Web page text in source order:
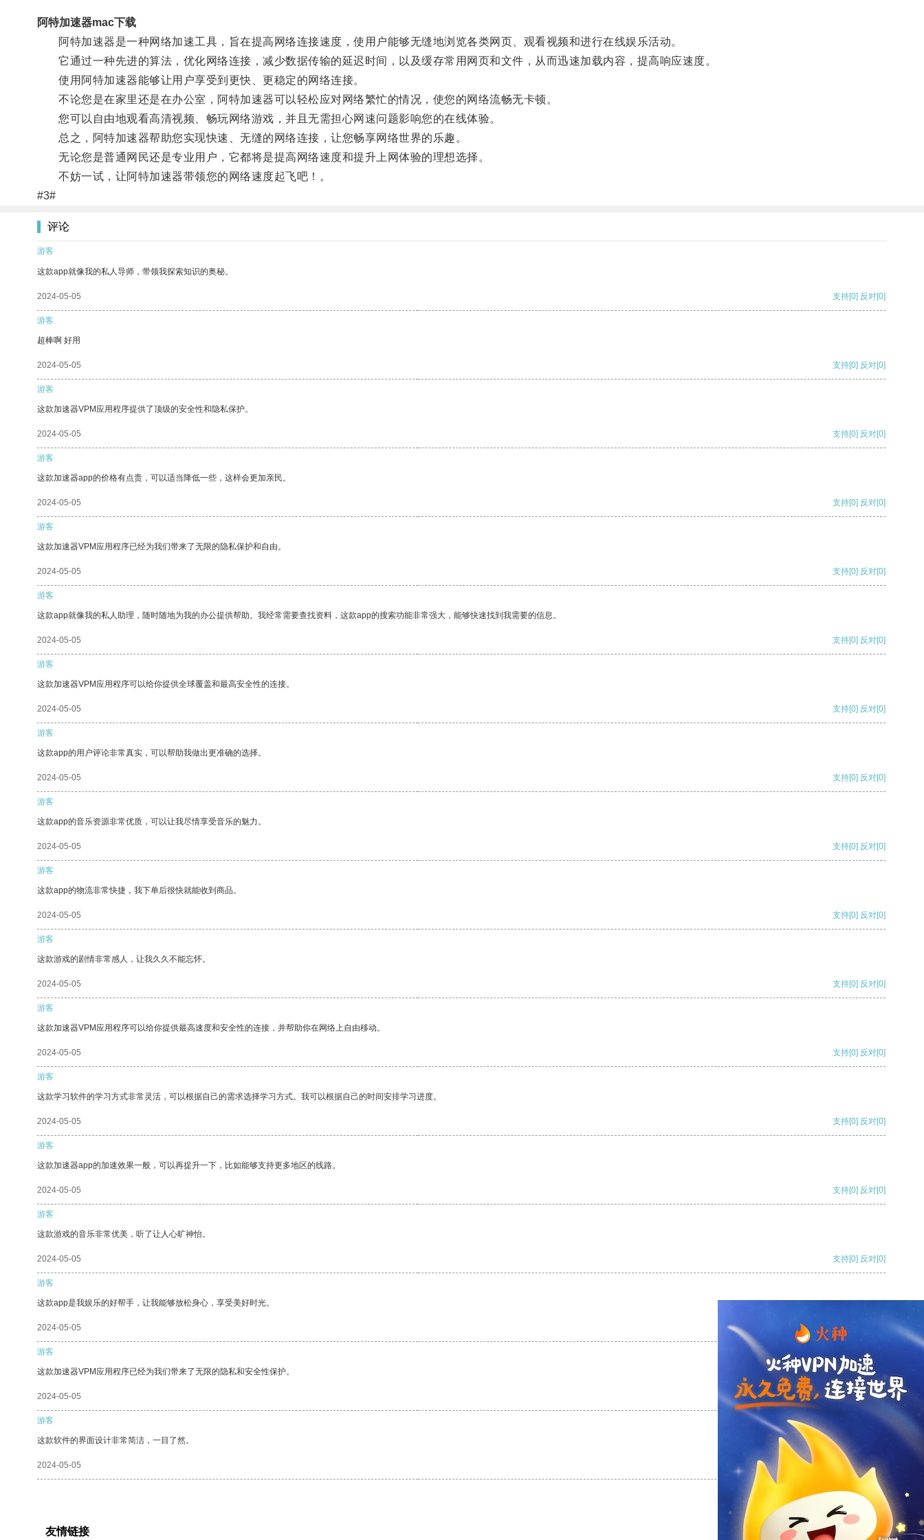
阿特加速器mac下载
阿特加速器是一种网络加速工具，旨在提高网络连接速度，使用户能够无缝地浏览各类网页、观看视频和进行在线娱乐活动。
它通过一种先进的算法，优化网络连接，减少数据传输的延迟时间，以及缓存常用网页和文件，从而迅速加载内容，提高响应速度。
使用阿特加速器能够让用户享受到更快、更稳定的网络连接。
不论您是在家里还是在办公室，阿特加速器可以轻松应对网络繁忙的情况，使您的网络流畅无卡顿。
您可以自由地观看高清视频、畅玩网络游戏，并且无需担心网速问题影响您的在线体验。
总之，阿特加速器帮助您实现快速、无缝的网络连接，让您畅享网络世界的乐趣。
无论您是普通网民还是专业用户，它都将是提高网络速度和提升上网体验的理想选择。
不妨一试，让阿特加速器带领您的网络速度起飞吧！。
#3#
评论
游客
这款app就像我的私人导师，带领我探索知识的奥秘。
2024-05-05 支持[0] 反对[0]
游客
超棒啊 好用
2024-05-05 支持[0] 反对[0]
游客
这款加速器VPM应用程序提供了顶级的安全性和隐私保护。
2024-05-05 支持[0] 反对[0]
游客
这款加速器app的价格有点贵，可以适当降低一些，这样会更加亲民。
2024-05-05 支持[0] 反对[0]
游客
这款加速器VPM应用程序已经为我们带来了无限的隐私保护和自由。
2024-05-05 支持[0] 反对[0]
游客
这款app就像我的私人助理，随时随地为我的办公提供帮助。我经常需要查找资料，这款app的搜索功能非常强大，能够快速找到我需要的信息。
2024-05-05 支持[0] 反对[0]
游客
这款加速器VPM应用程序可以给你提供全球覆盖和最高安全性的连接。
2024-05-05 支持[0] 反对[0]
游客
这款app的用户评论非常真实，可以帮助我做出更准确的选择。
2024-05-05 支持[0] 反对[0]
游客
这款app的音乐资源非常优质，可以让我尽情享受音乐的魅力。
2024-05-05 支持[0] 反对[0]
游客
这款app的物流非常快捷，我下单后很快就能收到商品。
2024-05-05 支持[0] 反对[0]
游客
这款游戏的剧情非常感人，让我久久不能忘怀。
2024-05-05 支持[0] 反对[0]
游客
这款加速器VPM应用程序可以给你提供最高速度和安全性的连接，并帮助你在网络上自由移动。
2024-05-05 支持[0] 反对[0]
游客
这款学习软件的学习方式非常灵活，可以根据自己的需求选择学习方式。我可以根据自己的时间安排学习进度。
2024-05-05 支持[0] 反对[0]
游客
这款加速器app的加速效果一般，可以再提升一下，比如能够支持更多地区的线路。
2024-05-05 支持[0] 反对[0]
游客
这款游戏的音乐非常优美，听了让人心旷神怡。
2024-05-05 支持[0] 反对[0]
游客
这款app是我娱乐的好帮手，让我能够放松身心，享受美好时光。
2024-05-05 支持
游客
这款加速器VPM应用程序已经为我们带来了无限的隐私和安全性保护。
2024-05-05 支持[0] 反对[0]
游客
这款软件的界面设计非常简洁，一目了然。
2024-05-05 支持[0] 反对[0]
友情链接